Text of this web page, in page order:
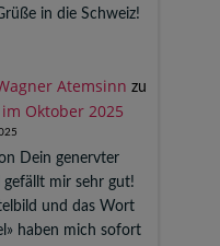
in die Schweiz!
Atemsinn zu
Oktober 2025
Dein genervter
gefällt mir sehr gut!
und das Wort
haben mich sofort